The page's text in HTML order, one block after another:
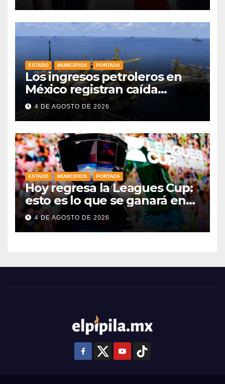
ESTADO MUNICIPIOS PORTADA
Los ingresos petroleros en
México registran caída
drástica en una década
4 DE AGOSTO DE 2026
ESTADO MUNICIPIOS PORTADA
Hoy regresa la Leagues Cup:
esto es lo que se ganará en
esta edición
4 DE AGOSTO DE 2026